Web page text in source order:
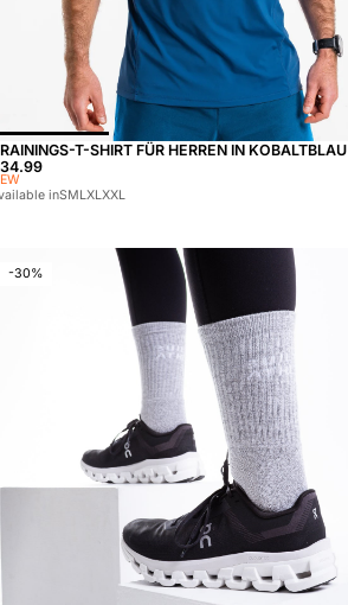
wählen
T-SHIRT FÜR HERREN IN KOBALTBLAU
inSMLXLXXL
-30%